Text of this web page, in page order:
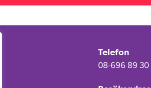
Telefon
08-696 89 30